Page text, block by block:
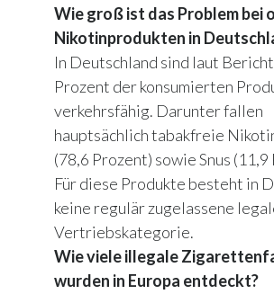
Wie groß ist das Problem bei
Nikotinprodukten in
In Deutschland sind laut
Prozent der konsumierten
verkehrsfähig. Darunter fallen
hauptsächlich tabakfreie
(78,6 Prozent) sowie Snus
Für diese Produkte besteht in
keine regulär zugelassene
Vertriebskategorie.
Wie viele illegale
wurden in Europa entdeckt?